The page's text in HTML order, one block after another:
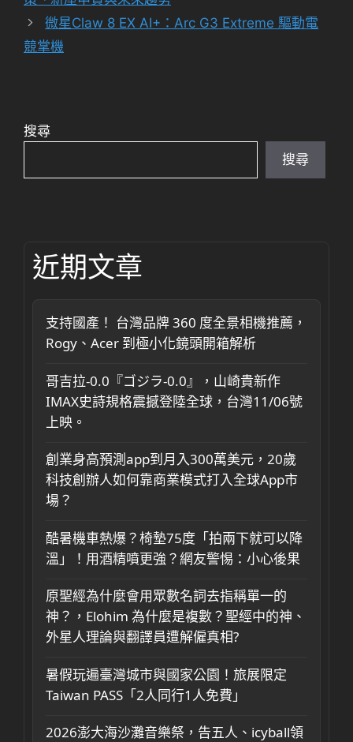
微星Claw 8 EX AI+：Arc G3 Extreme 驅動電
競掌機
搜尋
搜尋
近期文章
支持國產！ 台灣品牌 360 度全景相機推薦，
Rogy、Acer 到極小化鏡頭開箱解析
哥吉拉-0.0『ゴジラ-0.0』，山崎貴新作
IMAX史詩規格震撼登陸全球，台灣11/06號
上映。
創業身高預測app到月入300萬美元，20歲
科技創辦人如何靠商業模式打入全球App市
場？
酷暑機車熱爆？椅墊75度「拍兩下就可以降
溫」！用酒精噴更強？網友警惕：小心後果
原聖經為什麼會用眾數名詞去指稱單一的
神？，Elohim 為什麼是複數？聖經中的神、
外星人理論與翻譯員遭解僱真相?
暑假玩遍臺灣城市與國家公園！旅展限定
Taiwan PASS「2人同行1人免費」
2026澎大海沙灘音樂祭，告五人、icyball領